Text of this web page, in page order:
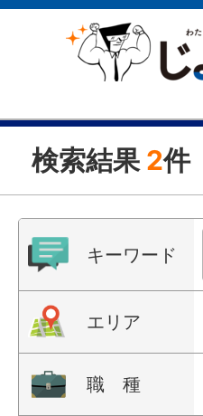
検索結果 2件
キーワード
エリア
職 種